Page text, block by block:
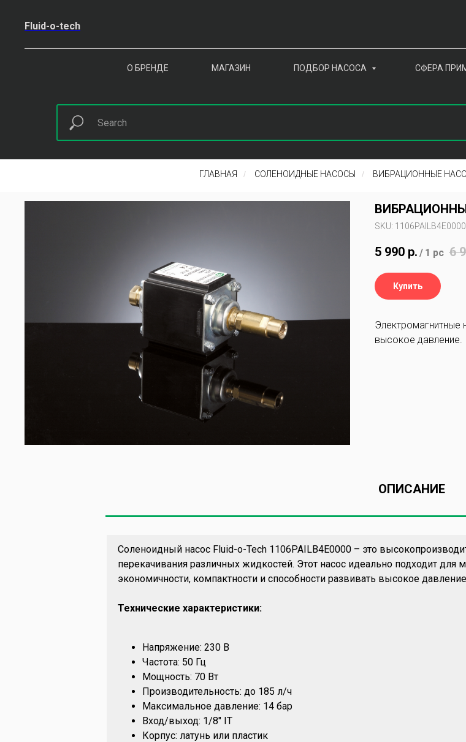
Fluid-o-tech
О БРЕНДЕ МАГАЗИН ПОДБОР НАСОСА СФЕРА
ГЛАВНАЯ / СОЛЕНОИДНЫЕ НАСОСЫ / ВИБРАЦИОННЫЕ
SKU: 1106PAILB4E0000
5 990 р. / 1 pc 6
Купить
Электромагнитные
высокое давление.
Соленоидный насос Fluid-o-Tech 1106PAILB4E0000 – это
перекачивания различных жидкостей. Этот насос идеально подходит для
экономичности, компактности и способности развивать высокое
Технические характеристики:
Напряжение: 230 В
Частота: 50 Гц
Мощность: 70 Вт
Производительность: до 185 л/ч
Максимальное давление: 14 бар
Вход/выход: 1/8" IT
Корпус: латунь или пластик
ОПИСАНИЕ